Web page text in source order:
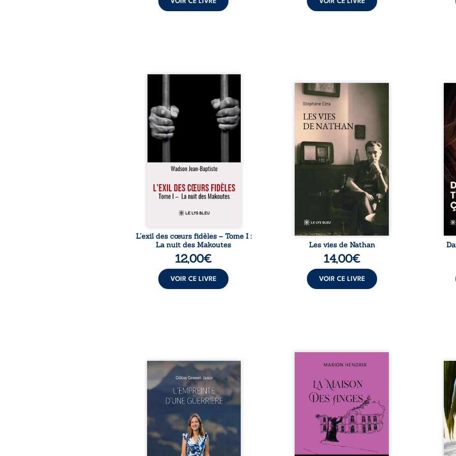
« Une nuit suffit parfois pour
briser une famille… mais
certaines fidélités traversent
les années. » Haïti, sous la
dictature des Duvalier. La peur
s’étend jusque dans les
villages les plus reculés. À
Bainet, Jean-Joël Joli mène une
existence paisible avec sa
famille. Chef de section
respecté, il refuse pourtant de
fermer les yeux sur l’injustice.
Mais, dans un ...
L’exil des cœurs fidèles – Tome I :
La nuit des Makoutes
12,00€
VOIR CE LIVRE
Les vies de Nathan est un
recueil de poésie né en trois
la première fois, Stéphane Ezra,
médium, a pu communiquer
avec son père, disparu depuis
plus de vingt ans et qu’il n’a
jamais connu. De ce dialogue
par-delà la mort naissent des
poèmes qui retracent une vie
marquée par la Seconde
Guerre mondiale, une identité
juive brisée, la guerre ...
Les vies de Nathan
14,00€
VOIR CE LIVRE
À
ce
Que reste-t-il de l’enfance
lorsque la maladie impose ses
propres règles ? L’empreinte
d’une guerrière livre, sans
détour, le récit d’un quotidien
bouleversé par la maladie
chronique, l’errance médicale
et de longues hospitalisations.
L’auteure y raconte ce que les
dossiers médicaux taisent : la
Nous sommes en 1979, soit 15
patriarche Anatole-Eustache.
La famille devra affronter non
seulement un inconnu qui rôde
autour du domaine et dont
Firmin, le fidèle majordome,
redoute les visites, le passé
encombrant d’Anatole-
Eustache, la malédiction
familiale, mais aussi la toute-
Au